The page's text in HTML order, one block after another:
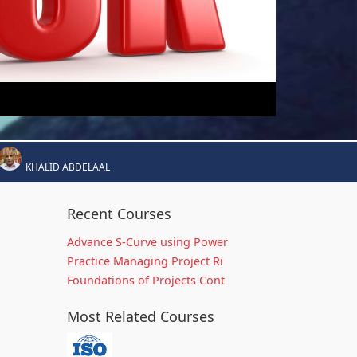
KHALID ABDELAAL
Recent Courses
Advance S-Curve using Power
Practice Managing Project Ri
Foundations of Projects Cont
Most Related Courses